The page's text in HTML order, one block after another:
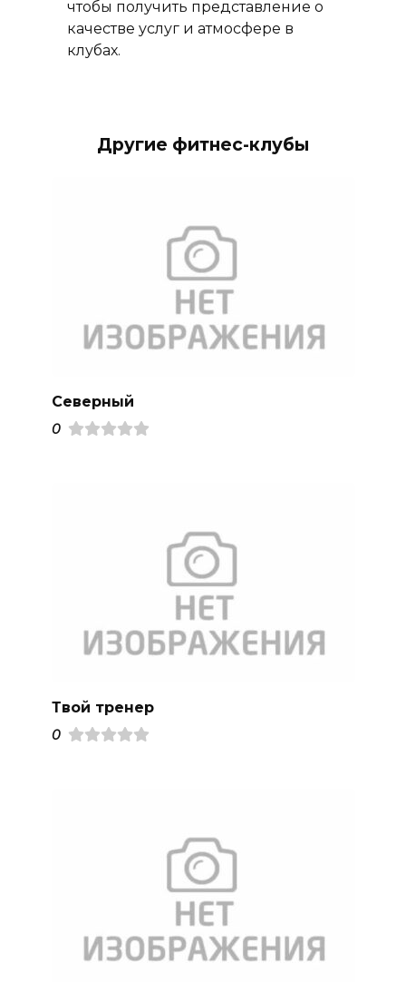
чтобы получить представление о
качестве услуг и атмосфере в
клубах.
Другие фитнес-клубы
Северный
0
Твой тренер
0